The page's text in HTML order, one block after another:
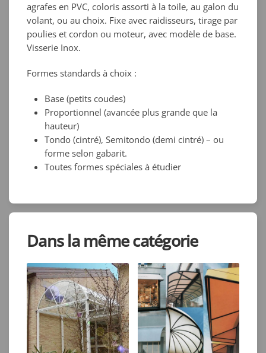
agrafes en PVC, coloris assorti à la toile, au galon du
volant, ou au choix. Fixe avec raidisseurs, tirage par
poulies et cordon ou moteur, avec modèle de base.
Visserie Inox.
Formes standards à choix :
Base (petits coudes)
Proportionnel (avancée plus grande que la
hauteur)
Tondo (cintré), Semitondo (demi cintré) – ou
forme selon gabarit.
Toutes formes spéciales à étudier
Dans la même catégorie